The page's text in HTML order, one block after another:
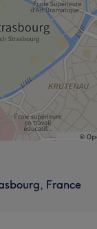
France